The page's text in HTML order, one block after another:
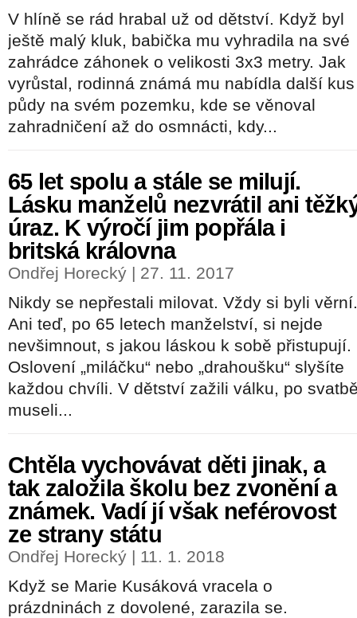
V hlíně se rád hrabal už od dětství. Když byl
ještě malý kluk, babička mu vyhradila na své
zahrádce záhonek o velikosti 3x3 metry. Jak
vyrůstal, rodinná známá mu nabídla další kus
půdy na svém pozemku, kde se věnoval
zahradničení až do osmnácti, kdy...
65 let spolu a stále se milují.
Lásku manželů nezvrátil ani
úraz. K výročí jim popřála i
britská královna
Ondřej Horecký | 27. 11. 2017
Nikdy se nepřestali milovat. Vždy si byli věrní.
Ani teď, po 65 letech manželství, si nejde
nevšimnout, s jakou láskou k sobě přistupují.
Oslovení „miláčku“ nebo „drahoušku“ slyšíte
každou chvíli. V dětství zažili válku, po
museli...
Chtěla vychovávat děti jinak, a
tak založila školu bez zvonění a
známek. Vadí jí však neférovost
ze strany státu
Ondřej Horecký | 11. 1. 2018
Když se Marie Kusáková vracela o
prázdninách z dovolené, zarazila se.